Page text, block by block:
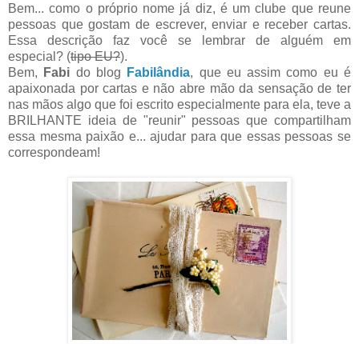
Bem... como o próprio nome já diz, é um clube que reune
pessoas que gostam de escrever, enviar e receber cartas.
Essa descrição faz você se lembrar de alguém em
especial? (tipo EU?).
Bem,
Fabi do blog Fabilândia, que eu assim como eu é
apaixonada por cartas e não abre mão da sensação de ter
nas mãos algo que foi escrito especialmente para ela, teve a
BRILHANTE ideia de "reunir" pessoas que compartilham
essa mesma paixão e... ajudar para que essas pessoas se
correspondeam!